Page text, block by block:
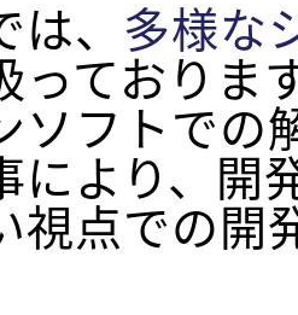
、 多様な
っておりま
ソフトでの
により、開
視点での開